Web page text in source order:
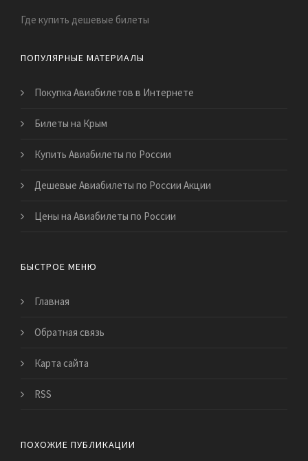
Где купить дешевые билеты
ПОПУЛЯРНЫЕ МАТЕРИАЛЫ
Покупка Авиабилетов в Интернете
Билеты на Крым
Купить Авиабилеты по России
Дешевые Авиабилеты по России Акции
Цены на Авиабилеты по России
БЫСТРОЕ МЕНЮ
Главная
Обратная связь
Карта сайта
RSS
ПОХОЖИЕ ПУБЛИКАЦИИ